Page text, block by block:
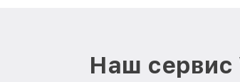
Наш сервис